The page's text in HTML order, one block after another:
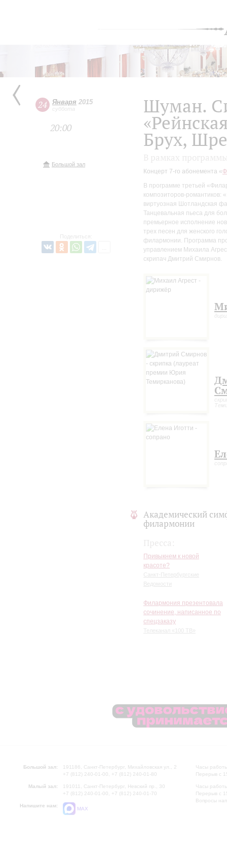
24 Января 2015
суббота
20:00
Большой зал
Поделиться:
Шуман.
Брух,
Концерт 7-го абонемента «
В программе третьей
композиторов-романтиков:
виртуозная Шотландская
Танцевальная пьеса для
премьерное исполнение
трех песен для женского
филармонии. Программа
управлением Михаила
скрипач Дмитрий Смирнов.
Академический
филармонии
Привыкнем к новой
красоте?
Санкт-Петербургские
Ведомости
Филармония презентовала
сочинение, написанное по
спецзаказу
Телеканал «100 ТВ»
Большой зал:
191186, Санкт-Петербург, Михайловская ул., 2
+7 (812) 240-01-00, +7 (812) 240-01-80
Малый зал:
191011, Санкт-Петербург, Невский пр., 30
+7 (812) 240-01-00, +7 (812) 240-01-70
Напишите нам:
MAX
Часы
Перерыв с
Часы
Перерыв с
Вопросы